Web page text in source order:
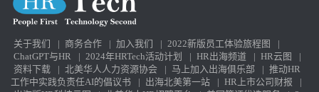
关于我们 | 商务合作 | 加入我们 | 2022新版员工体验旅程图
|
ChatGPT与HR
| 2024年HRTech活动计划 | HR出海频道 | HR云图
|
资料下载
| 北美华人人力资源协会 | 马上加入出海俱乐部 | 推动HR
工作中实践负责任AI的倡议书
| 出海北美第一站 | HR上市公司财报
|